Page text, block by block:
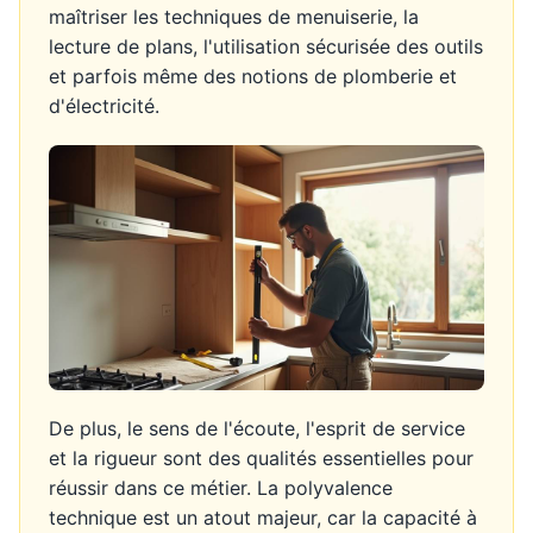
maîtriser les techniques de menuiserie, la
lecture de plans, l'utilisation sécurisée des outils
et parfois même des notions de plomberie et
d'électricité.
De plus, le sens de l'écoute, l'esprit de service
et la rigueur sont des qualités essentielles pour
réussir dans ce métier. La polyvalence
technique est un atout majeur, car la capacité à